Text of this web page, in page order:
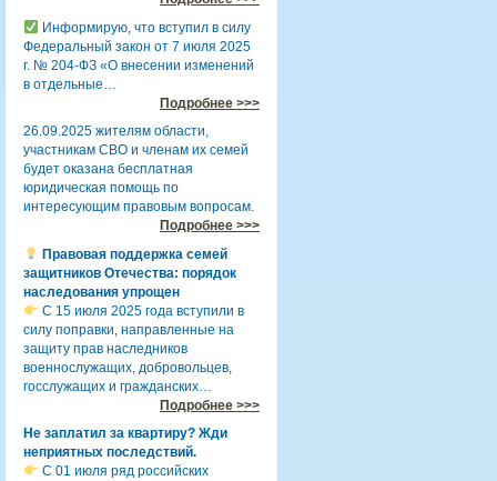
Информирую, что вступил в силу
Федеральный закон от 7 июля 2025
г. № 204-ФЗ «О внесении изменений
в отдельные…
Подробнее >>>
26.09.2025 жителям области,
участникам СВО и членам их семей
будет оказана бесплатная
юридическая помощь по
интересующим правовым вопросам.
Подробнее >>>
Правовая поддержка семей
защитников Отечества: порядок
наследования упрощен
С 15 июля 2025 года вступили в
силу поправки, направленные на
защиту прав наследников
военнослужащих, добровольцев,
госслужащих и гражданских…
Подробнее >>>
Не заплатил за квартиру? Жди
неприятных последствий.
С 01 июля ряд российских